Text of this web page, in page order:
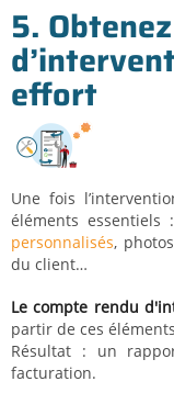
5.
effort
Une fois
éléments
personnalisés,
du client…
Le compte rendu
partir de ces
Résultat : un
facturation.